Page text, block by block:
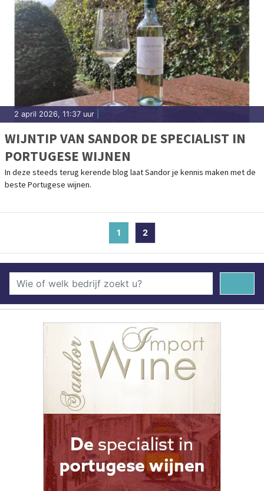
2 april 2026, 11:37 uur
WIJNTIP VAN SANDOR DE SPECIALIST IN
PORTUGESE WIJNEN
In deze steeds terug kerende blog laat Sandor je kennis maken met de
beste Portugese wijnen.
1 (current)
2